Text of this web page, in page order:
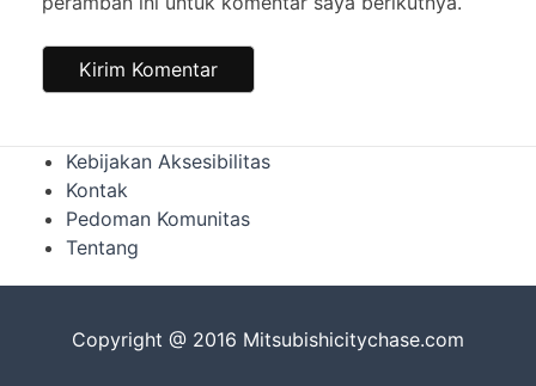
Kebijakan Aksesibilitas
Kontak
Pedoman Komunitas
Tentang
Copyright @ 2016 Mitsubishicitychase.com